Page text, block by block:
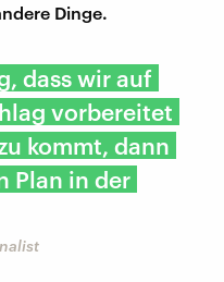
Dinge.
dass wir auf
vorbereitet
kommt, dann
Plan in der